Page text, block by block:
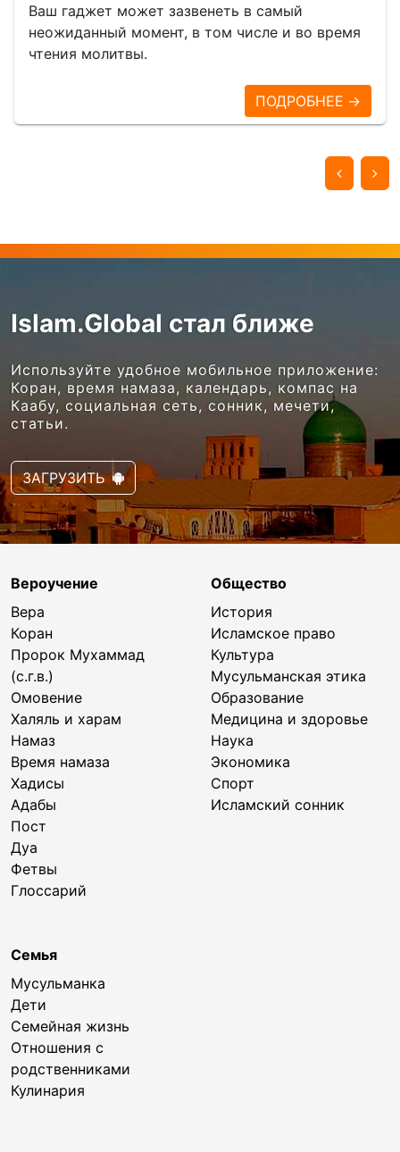
Ваш гаджет может зазвенеть в самый
неожиданный момент, в том числе и во время
чтения молитвы.
ПОДРОБНЕЕ →
Islam.Global стал ближе
Используйте удобное мобильное приложение:
Коран, время намаза, календарь, компас на
Каабу, социальная сеть, сонник, мечети,
статьи.
ЗАГРУЗИТЬ
Вероучение
Вера
Коран
Пророк Мухаммад
(с.г.в.)
Омовение
Халяль и харам
Намаз
Время намаза
Хадисы
Адабы
Пост
Дуа
Фетвы
Глоссарий
Общество
История
Исламское право
Культура
Мусульманская этика
Образование
Медицина и здоровье
Наука
Экономика
Спорт
Исламский сонник
Семья
Мусульманка
Дети
Семейная жизнь
Отношения с
родственниками
Кулинария